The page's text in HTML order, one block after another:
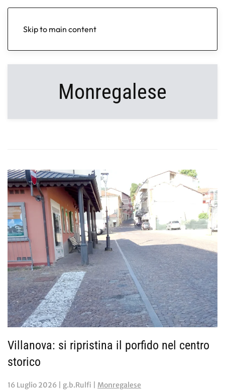
Skip to main content
Monregalese
Villanova: si ripristina il porfido nel centro
storico
16 Luglio 2026 | g.b.Rulfi | Monregalese